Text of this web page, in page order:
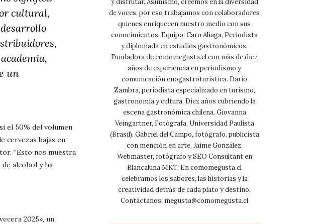
cultural,
un
el 50% del volumen
cervezas bajas en
“Esto nos muestra
alcohol y ha
2025», un
y disfrutar. Asimismo, creemos en la diversidad
de voces, por eso trabajamos con colaboradores
quienes enriquecen nuestro medio con sus
conocimientos: Equipo: Caro Aliaga, Periodista
y diplomada en estudios gastronómicos.
Fundadora de comomegusta.cl con más de diez
años de experiencia en periodismo y
comunicación enogastroturística. Darío
Zambra, periodista especializado en turismo,
gastronomía y cultura. Diez años cubriendo la
escena gastronómica chilena. Giovanna
Veingartner, Fotógrafa, Universidad Paulista
(Brasil). Gabriel del Campo, fotógrafo, publicista
con mención en arte. Jaime González,
Webmaster, fotógrafo y SEO Consultant en
Blancaluna MKT. En comomegusta.cl
celebramos los sabores, las historias y la
creatividad detrás de cada plato y destino.
Contáctanos: megusta@comomegusta.cl